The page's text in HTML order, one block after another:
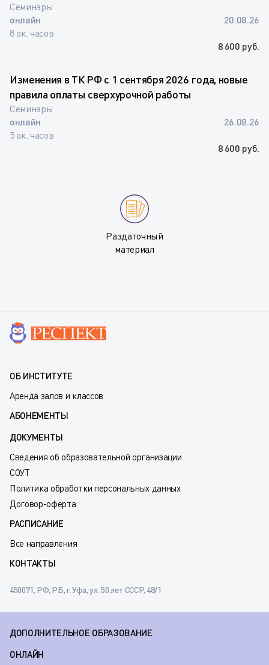
Семинары
онлайн
8 ак. часов
20.08.26
8 600 руб.
Изменения в ТК РФ с 1 сентября 2026 года, новые
правила оплаты сверхурочной работы
Семинары
онлайн
5 ак. часов
26.08.26
8 600 руб.
Раздаточный
материал
ОБ ИНСТИТУТЕ
Аренда залов и классов
АБОНЕМЕНТЫ
ДОКУМЕНТЫ
Сведения об образовательной организации
СОУТ
Политика обработки персональных данных
Договор-оферта
РАСПИСАНИЕ
Все направления
КОНТАКТЫ
450071, РФ, РБ, г. Уфа, ул. 50 лет СССР, 48/1
ДОПОЛНИТЕЛЬНОЕ ОБРАЗОВАНИЕ
ОНЛАЙН